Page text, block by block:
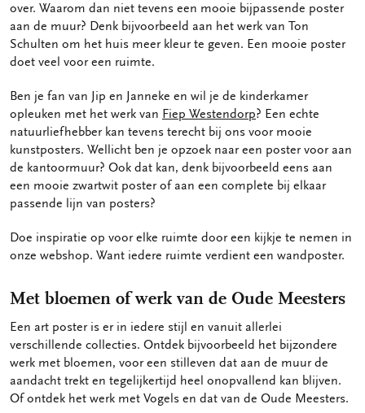
over. Waarom dan niet tevens een mooie bijpassende poster
aan de muur? Denk bijvoorbeeld aan het werk van Ton
Schulten om het huis meer kleur te geven. Een mooie poster
doet veel voor een ruimte.
Ben je fan van Jip en Janneke en wil je de kinderkamer
opleuken met het werk van Fiep Westendorp? Een echte
natuurliefhebber kan tevens terecht bij ons voor mooie
kunstposters. Wellicht ben je opzoek naar een poster voor aan
de kantoormuur? Ook dat kan, denk bijvoorbeeld eens aan
een mooie zwartwit poster of aan een complete bij elkaar
passende lijn van posters?
Doe inspiratie op voor elke ruimte door een kijkje te nemen in
onze webshop. Want iedere ruimte verdient een wandposter.
Met bloemen of werk van de Oude Meesters
Een art poster is er in iedere stijl en vanuit allerlei
verschillende collecties. Ontdek bijvoorbeeld het bijzondere
werk met bloemen, voor een stilleven dat aan de muur de
aandacht trekt en tegelijkertijd heel onopvallend kan blijven.
Of ontdek het werk met Vogels en dat van de Oude Meesters.